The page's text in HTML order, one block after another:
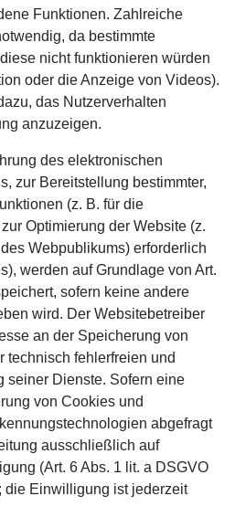
Funktionen. Zahlreiche
da bestimmte
nicht funktionieren würden
oder die Anzeige von Videos).
das Nutzerverhalten
anzuzeigen.
des elektronischen
zur Bereitstellung bestimmter,
(z. B. für die
Optimierung der Website (z.
Webpublikums) erforderlich
werden auf Grundlage von Art.
sofern keine andere
wird. Der Websitebetreiber
an der Speicherung von
technisch fehlerfreien und
seiner Dienste. Sofern eine
von Cookies und
abgefragt
ausschließlich auf
(Art. 6 Abs. 1 lit. a DSGVO
die Einwilligung ist jederzeit